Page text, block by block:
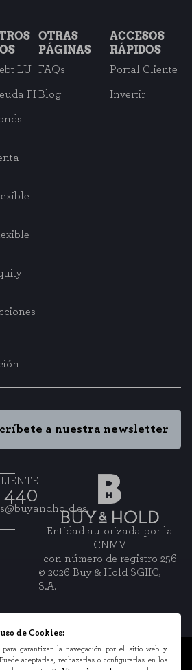
LU
FI
OTRAS
PÁGINAS
FAQs
Blog
ACCESOS
RÁPIDOS
Portal Cliente
Invertir
a nuestra newsletter
Entidad autorizada por la
CNMV
con número de registro 256
© 2026 Buy & Hold SGIIC,
S.A.
legal
de Cookies:
para garantizar la navegación por el sitio web y
aceptarlas, rechazarlas o configurarlas en los